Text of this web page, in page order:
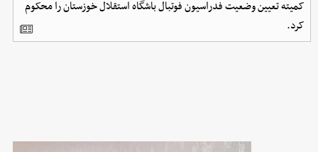
کمیته تعیین وضعیت فدراسیون فوتبال باشگاه استقلال خوزستان را محکوم
کرد.